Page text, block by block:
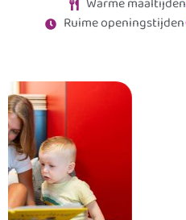
Warme maaltijden
Ruime openingstijden